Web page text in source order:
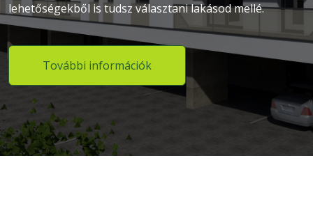
lehetőségekből is tudsz választani lakásod mellé.
További információk